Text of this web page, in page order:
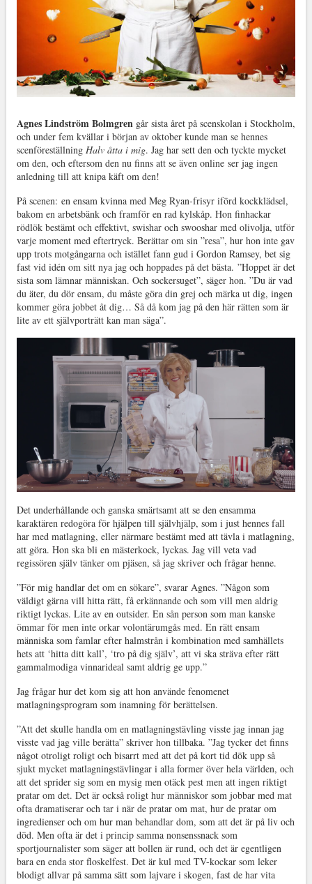
Agnes Lindström Bolmgrengår sista året på scenskolan i Stockholm,
och under fem kvällar i början av oktober kunde man se hennes
scenföreställning Halv åtta i mig. Jag har sett den och tyckte mycket
om den, och eftersom den nu finns att se även online ser jag ingen
anledning till att knipa käft om den!
På scenen: en ensam kvinna med Meg Ryan-frisyr iförd kockklädsel,
bakom en arbetsbänk och framför en rad kylskåp. Hon finhackar
rödlök bestämt och effektivt, swishar och swooshar med olivolja, utför
varje moment med eftertryck. Berättar om sin ”resa”, hur hon inte gav
upp trots motgångarna och istället fann gud i Gordon Ramsey, bet sig
fast vid idén om sitt nya jag och hoppades på det bästa. ”Hoppet är det
sista som lämnar människan. Och sockersuget”, säger hon. ”Du är vad
du äter, du dör ensam, du måste göra din grej och märka ut dig, ingen
kommer göra jobbet åt dig… Så då kom jag på den här rätten som är
lite av ett självporträtt kan man säga”.
Det underhållande och ganska smärtsamt att se den ensamma
karaktären redogöra för hjälpen till självhjälp, som i just hennes fall
har med matlagning, eller närmare bestämt med att tävla i matlagning,
att göra. Hon ska bli en mästerkock, lyckas. Jag vill veta vad
regissören själv tänker om pjäsen, så jag skriver och frågar henne.
”För mig handlar det om en sökare”, svarar Agnes. ”Någon som
väldigt gärna vill hitta rätt, få erkännande och som vill men aldrig
riktigt lyckas. Lite av en outsider. En sån person som man kanske
ömmar för men inte orkar volontärumgås med. En rätt ensam
människa som famlar efter halmstrån i kombination med samhällets
hets att ‘hitta ditt kall’, ‘tro på dig själv’, att vi ska sträva efter rätt
gammalmodiga vinnarideal samt aldrig ge upp.”
Jag frågar hur det kom sig att hon använde fenomenet
matlagningsprogram som inamning för berättelsen.
”Att det skulle handla om en matlagningstävling visste jag innan jag
visste vad jag ville berätta” skriver hon tillbaka. ”Jag tycker det finns
något otroligt roligt och bisarrt med att det på kort tid dök upp så
sjukt mycket matlagningstävlingar i alla former över hela världen, och
att det sprider sig som en mysig men otäck pest men att ingen riktigt
pratar om det. Det är också roligt hur människor som jobbar med mat
ofta dramatiserar och tar i när de pratar om mat, hur de pratar om
ingredienser och om hur man behandlar dom, som att det är på liv och
död. Men ofta är det i princip samma nonsenssnack som
sportjournalister som säger att bollen är rund, och det är egentligen
bara en enda stor floskelfest. Det är kul med TV-kockar som leker
blodigt allvar på samma sätt som lajvare i skogen, fast de har vita